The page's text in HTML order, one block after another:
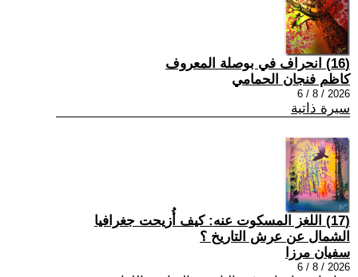
(16) انحراف في بوصلة المعروف
كاظم فنجان الحمامي
2026 / 8 / 6
سيرة ذاتية
(17) اللغز المسكوت عنه: كيف أُزيحت جغرافيا
الشمال عن عرش التاريخ ؟
سفيان مرزا
2026 / 8 / 6